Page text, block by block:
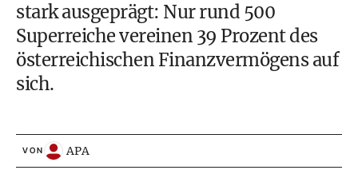
stark ausgeprägt: Nur rund 500
Superreiche vereinen 39 Prozent des
österreichischen Finanzvermögens auf
sich.
VON APA